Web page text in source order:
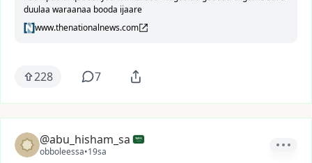
duulaa waraanaa booda ijaare
www.thenationalnews.com
228 7
@abu_hisham_sa
obboleessa•19sa